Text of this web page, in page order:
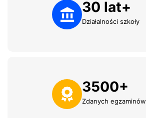
30 lat+
Działalności szkoły
3500+
Zdanych egzaminów